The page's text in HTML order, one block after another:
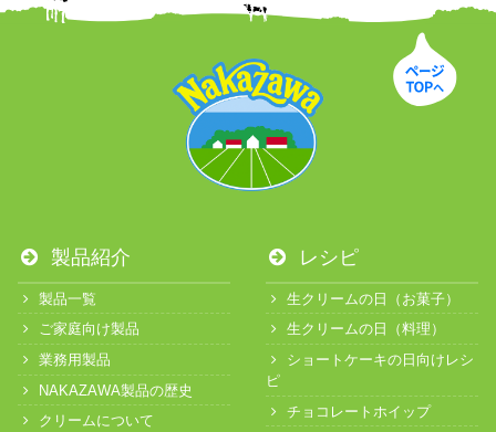
製品紹介
製品一覧
ご家庭向け製品
業務用製品
NAKAZAWA製品の歴史
クリームについて
レシピ
生クリームの日（お菓子）
生クリームの日（料理）
ショートケーキの日向けレシ
ピ
チョコレートホイップ